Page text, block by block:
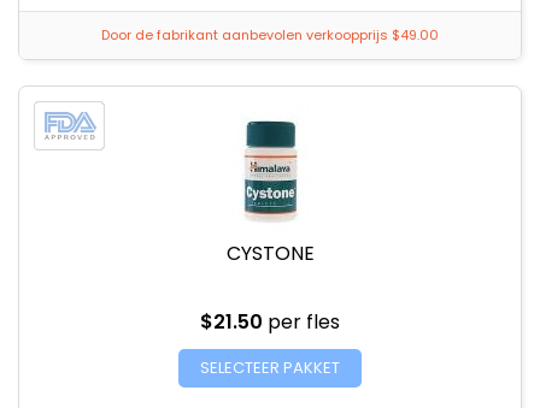
Door de fabrikant aanbevolen verkoopprijs $49.00
CYSTONE
$21.50 per fles
SELECTEER PAKKET